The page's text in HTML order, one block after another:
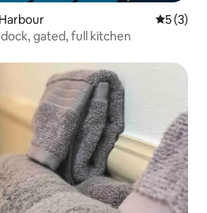
5 (3)
gated, full kitchen